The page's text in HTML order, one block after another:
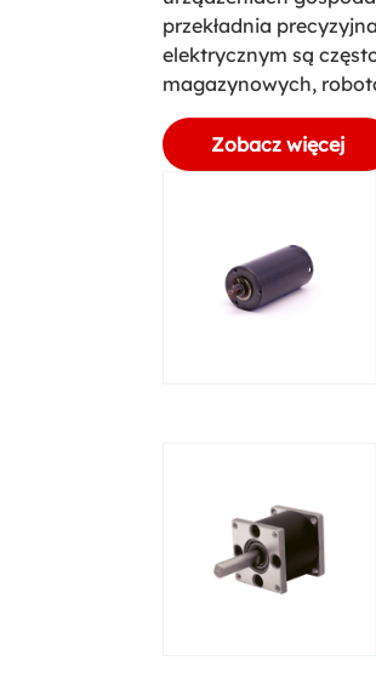
przekładnia
elektrycznym są
magazynowych,
Zobacz więcej